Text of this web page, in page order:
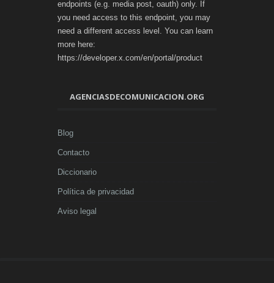
endpoints (e.g. media post, oauth) only. If
you need access to this endpoint, you may
need a different access level. You can learn
more here:
https://developer.x.com/en/portal/product
AGENCIASDECOMUNICACION.ORG
Blog
Contacto
Diccionario
Política de privacidad
Aviso legal